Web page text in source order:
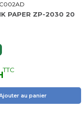
PAPER ZP-2030 20
TTC
au panier